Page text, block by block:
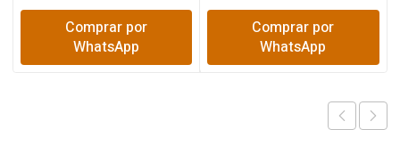
Comprar por
WhatsApp
Comprar por
WhatsApp